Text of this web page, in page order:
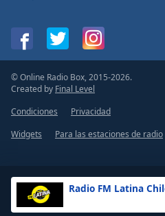
Radio FM Latina
© Online Radio Box, 2015-2026.
Created by Final Level
Condiciones
Privacidad
Widgets
Para las estaciones de radio